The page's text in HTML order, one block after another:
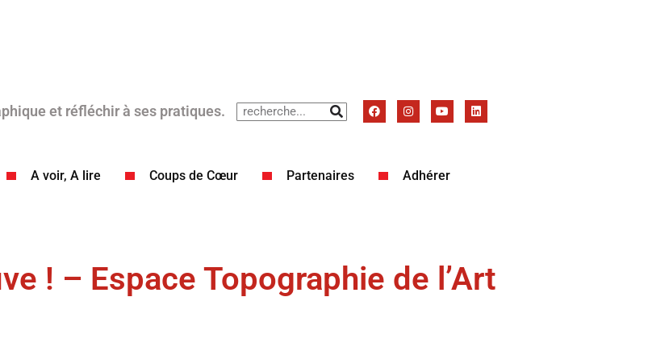
et réfléchir à ses pratiques.
A voir, A lire Coups de Cœur​ Partenaires Adhérer
! – Espace Topographie de l’Art